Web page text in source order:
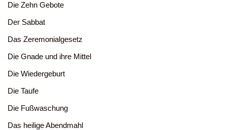
Die Zehn Gebote
Der Sabbat
Das Zeremonialgesetz
Die Gnade und ihre Mittel
Die Wiedergeburt
Die Taufe
Die Fußwaschung
Das heilige Abendmahl